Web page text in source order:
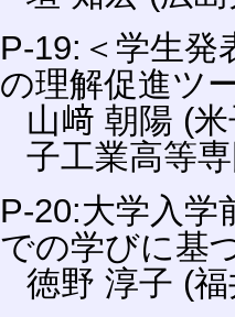
P-19:＜学生発
の理解促進ツ
山﨑 朝陽 (
子工業高等
P-20:大学入学
での学びに基
徳野 淳子 (